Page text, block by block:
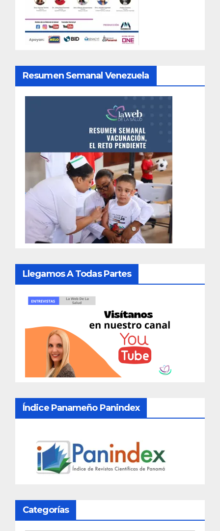
Resumen Semanal Venezuela
Llegamos A Todas Partes
Índice Panameño Panindex
Categorías